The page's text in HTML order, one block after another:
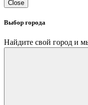
Close
Выбор города
Найдите свой город и